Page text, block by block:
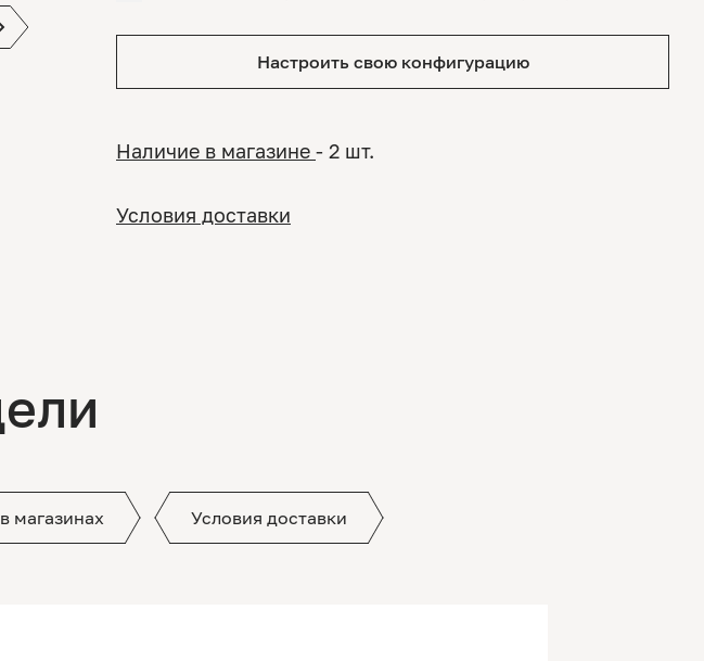
Настроить свою конфигурацию
Наличие в магазине - 2 шт.
Условия доставки
магазинах Условия доставки